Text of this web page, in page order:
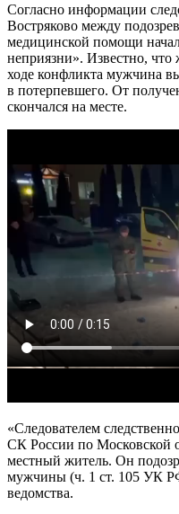
Согласно информации
Востряково между
медицинской помощи
неприязни». Известно,
ходе конфликта мужчина
в потерпевшего. От
скончался на месте.
«Следователем
СК России по Московской
местный житель. Он
мужчины (ч. 1 ст. 105 УК
ведомства.